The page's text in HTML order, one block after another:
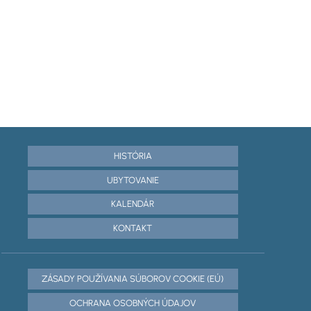
HISTÓRIA
UBYTOVANIE
KALENDÁR
KONTAKT
ZÁSADY POUŽÍVANIA SÚBOROV COOKIE (EÚ)
OCHRANA OSOBNÝCH ÚDAJOV